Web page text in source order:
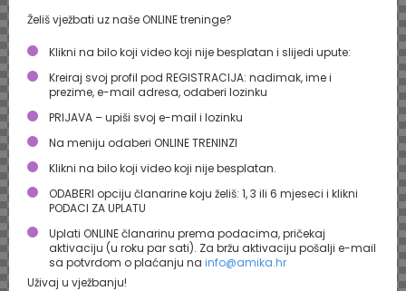
Želiš vježbati uz naše ONLINE treninge?
Klikni na bilo koji video koji nije besplatan i slijedi upute:
Kreiraj svoj profil pod REGISTRACIJA: nadimak, ime i
prezime, e-mail adresa, odaberi lozinku
PRIJAVA – upiši svoj e-mail i lozinku
Na meniju odaberi ONLINE TRENINZI
Klikni na bilo koji video koji nije besplatan.
ODABERI opciju članarine koju želiš: 1, 3 ili 6 mjeseci i klikni
PODACI ZA UPLATU
Uplati ONLINE članarinu prema podacima, pričekaj
aktivaciju (u roku par sati). Za bržu aktivaciju pošalji e-mail
sa potvrdom o plaćanju na info@amika.hr
Uživaj u vježbanju!